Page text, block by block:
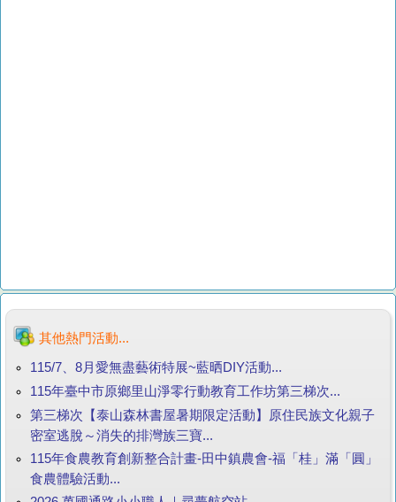
其他熱門活動...
115/7、8月愛無盡藝術特展~藍晒DIY活動...
115年臺中市原鄉里山淨零行動教育工作坊第三梯次...
第三梯次【泰山森林書屋暑期限定活動】原住民族文化親子
密室逃脫～消失的排灣族三寶...
115年食農教育創新整合計畫-田中鎮農會-福「桂」滿「圓」
食農體驗活動...